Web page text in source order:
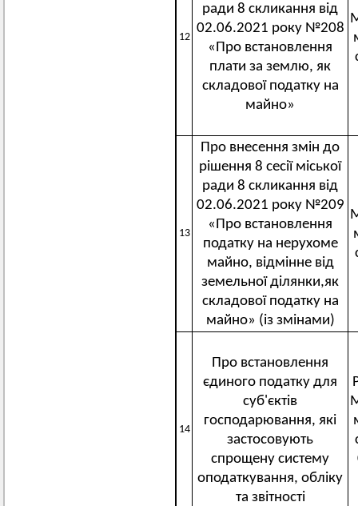
12
ради 8 скликання від
02.06.2021 року №208
«Про встановлення
плати за землю, як
складової податку на
майно»
13
Про внесення змін до
рішення 8 сесії міської
ради 8 скликання від
02.06.2021 року №209
«Про встановлення
податку на нерухоме
майно, відмінне від
земельної ділянки,як
складової податку на
майно» (із змінами)
14
Про встановлення
єдиного податку для
суб'єктів
господарювання, які
застосовують
спрощену систему
оподаткування, обліку
та звітності